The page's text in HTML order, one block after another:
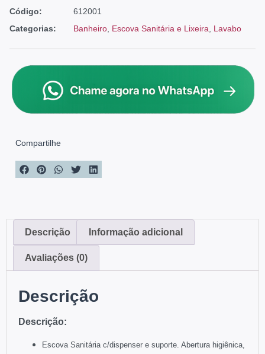
Código:
612001
Categorias:
Banheiro Escova Sanitária e Lixeira Lavabo
Compartilhe
Descrição Informação adicional
Avaliações (0)
Descrição
Descrição:
Escova Sanitária c/dispenser e suporte. Abertura higiênica,